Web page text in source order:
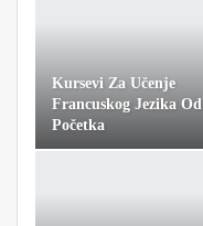
Kursevi Za Učenje
Francuskog Jezika Od
Početka